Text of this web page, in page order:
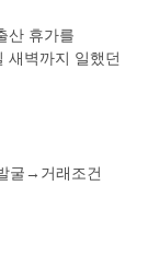
산 휴가를
새벽까지 일했던
굴→거래조건